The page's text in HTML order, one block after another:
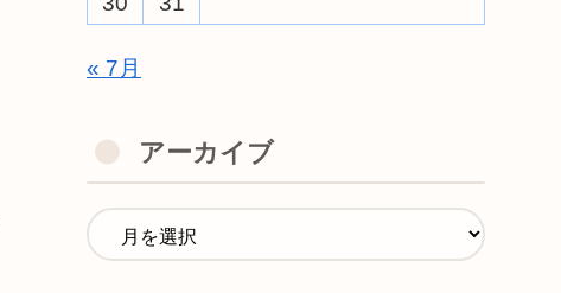
« 7月
アーカイブ